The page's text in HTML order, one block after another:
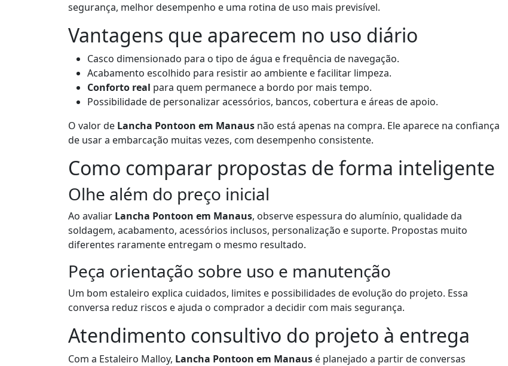
segurança, melhor desempenho e uma rotina de uso mais previsível.
Vantagens que aparecem no uso diário
Casco dimensionado para o tipo de água e frequência de navegação.
Acabamento escolhido para resistir ao ambiente e facilitar limpeza.
Conforto real para quem permanece a bordo por mais tempo.
Possibilidade de personalizar acessórios, bancos, cobertura e áreas de apoio.
O valor de Lancha Pontoon em Manaus não está apenas na compra. Ele aparece na confiança
de usar a embarcação muitas vezes, com desempenho consistente.
Como comparar propostas de forma inteligente
Olhe além do preço inicial
Ao avaliar Lancha Pontoon em Manaus, observe espessura do alumínio, qualidade da
soldagem, acabamento, acessórios inclusos, personalização e suporte. Propostas muito
diferentes raramente entregam o mesmo resultado.
Peça orientação sobre uso e manutenção
Um bom estaleiro explica cuidados, limites e possibilidades de evolução do projeto. Essa
conversa reduz riscos e ajuda o comprador a decidir com mais segurança.
Atendimento consultivo do projeto à entrega
Com a Estaleiro Malloy, Lancha Pontoon em Manaus é planejado a partir de conversas